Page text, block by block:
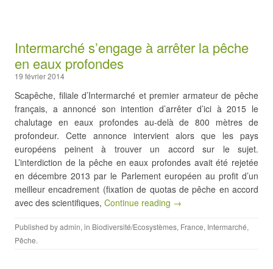
Intermarché s’engage à arrêter la pêche
en eaux profondes
19 février 2014
Scapêche, filiale d’Intermarché et premier armateur de pêche
français, a annoncé son intention d’arrêter d’ici à 2015 le
chalutage en eaux profondes au-delà de 800 mètres de
profondeur. Cette annonce intervient alors que les pays
européens peinent à trouver un accord sur le sujet.
L’interdiction de la pêche en eaux profondes avait été rejetée
en décembre 2013 par le Parlement européen au profit d’un
meilleur encadrement (fixation de quotas de pêche en accord
avec des scientifiques, Continue reading →
Published byadmin, in Biodiversité/Ecosystèmes, France, Intermarché,
Pêche.